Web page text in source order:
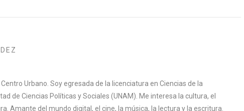
Urbano. Soy egresada de la licenciatura en Ciencias de la
de Ciencias Políticas y Sociales (UNAM). Me interesa la cultura, el
Amante del mundo digital, el cine, la música, la lectura y la escritura.